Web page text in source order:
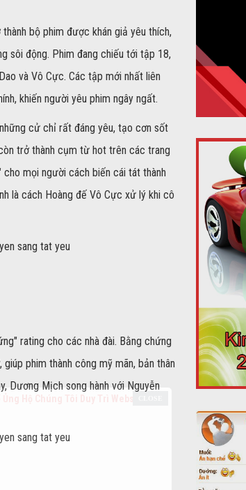
bộ phim được khán giả yêu thích,
sôi động. Phim đang chiếu tới tập 18,
và Vô Cực. Các tập mới nhất liên
khiến người yêu phim ngây ngất.
cử chỉ rất đáng yêu, tạo cơn sốt
trở thành cụm từ hot trên các trang
cho mọi người cách biến cái tát thành
là cách Hoàng đế Vô Cực xử lý khi cô
rating cho các nhà đài. Bằng chứng
phim thành công mỹ mãn, bản thân
Dương Mịch song hành với Nguyễn